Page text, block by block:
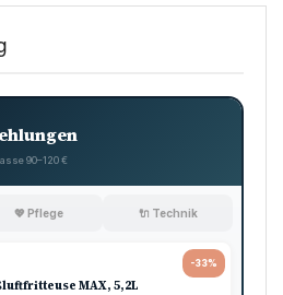
90–120 €
💖 Pflege 🔌 Technik
-33%
MAX, 5,2L